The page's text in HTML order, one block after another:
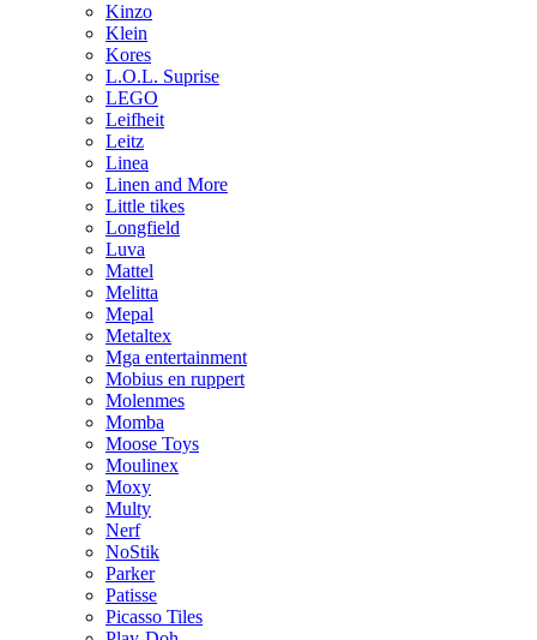
Kinzo
Klein
Kores
L.O.L. Suprise
LEGO
Leifheit
Leitz
Linea
Linen and More
Little tikes
Longfield
Luva
Mattel
Melitta
Mepal
Metaltex
Mga entertainment
Mobius en ruppert
Molenmes
Momba
Moose Toys
Moulinex
Moxy
Multy
Nerf
NoStik
Parker
Patisse
Picasso Tiles